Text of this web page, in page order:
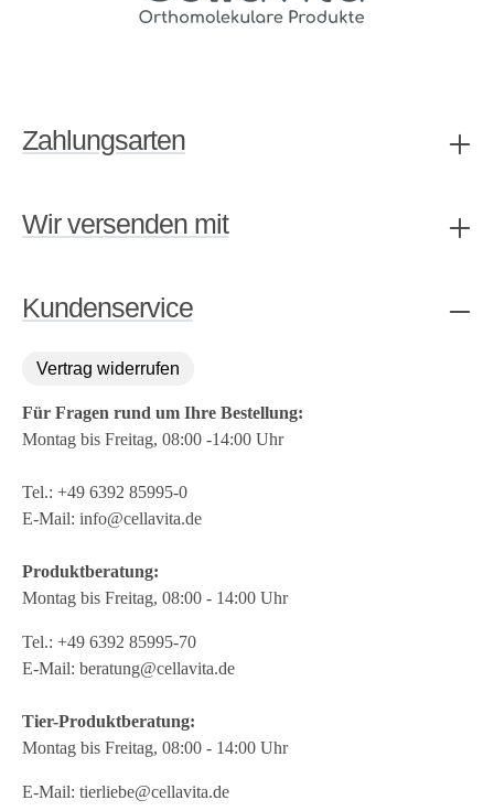
Zahlungsarten
Wir versenden mit
Kundenservice
Vertrag widerrufen
Für Fragen rund um Ihre Bestellung:
Montag bis Freitag, 08:00 -14:00 Uhr
Tel.: +49 6392 85995-0
E-Mail: info@cellavita.de
Produktberatung:
Montag bis Freitag, 08:00 - 14:00 Uhr
Tel.: +49 6392 85995-70
E-Mail: beratung@cellavita.de
Tier-Produktberatung:
Montag bis Freitag, 08:00 - 14:00 Uhr
E-Mail: tierliebe@cellavita.de